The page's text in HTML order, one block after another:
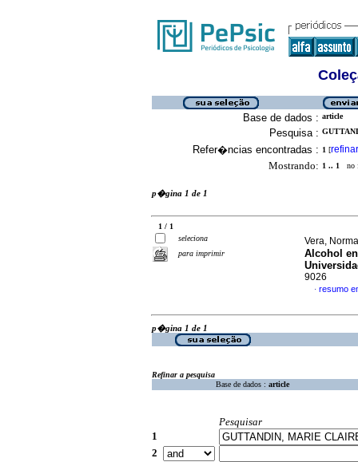
Base de dados : article
Pesquisa :
Refer�ncias encontradas : 1 [refinar
Mostrando: 1 .. 1 no
p�gina 1 de 1
1 / 1
seleciona
para imprimir
Vera,
Alcohol
9026
· resumo
p�gina 1 de 1
Refinar a pesquisa
Base de dados : article
Pesquisar
1
2